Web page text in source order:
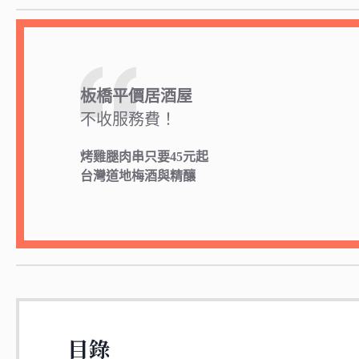
板橋平價居酒屋
不收服務費！
烤雞腿肉串只要45元起
台灣道地梅酒與精釀
目錄